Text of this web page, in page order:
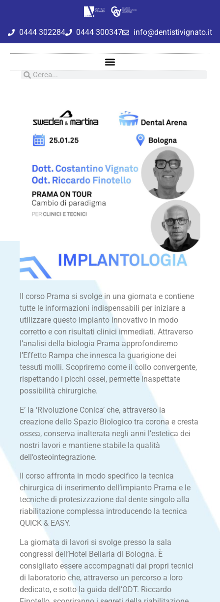
0444 302284 0444 300347 info@dentistivignato.it
Il corso Prama si svolge in una giornata e contiene
tutte le informazioni indispensabili per iniziare a
utilizzare questo impianto innovativo in modo
corretto e con risultati clinici immediati. Attraverso
l’analisi della biologia Prama approfondiremo
l’Effetto Rampa che innesca la guarigione dei
tessuti molli. Scopriremo come il collo convergente,
rispettando i picchi ossei, permette inaspettate
possibilità chirurgiche.
E’ la ‘Rivoluzione Conica’ che, attraverso la
creazione dello Spazio Biologico tra corona e cresta
ossea, conserva inalterata negli anni l’estetica dei
nostri lavori e mantiene stabile la qualità
dell’osteointegrazione.
Il corso affronta in modo specifico la tecnica
chirurgica di inserimento dell’impianto Prama e le
tecniche di protesizzazione dal dente singolo alla
riabilitazione complessa introducendo la tecnica
QUICK & EASY.
La giornata di lavori si svolge presso la sala
congressi dell’Hotel Bellaria di Bologna. È
consigliato essere accompagnati dai propri tecnici
di laboratorio che, attraverso un percorso a loro
dedicato, e sotto la guida dell’ODT. Riccardo